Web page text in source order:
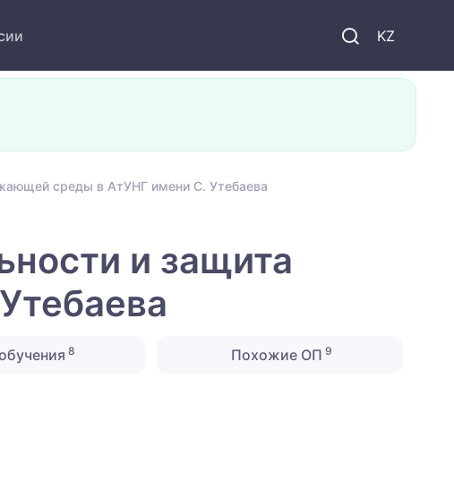
KZ
среды в АтУНГ имени С. Утебаева
и защита
8 Похожие ОП 9